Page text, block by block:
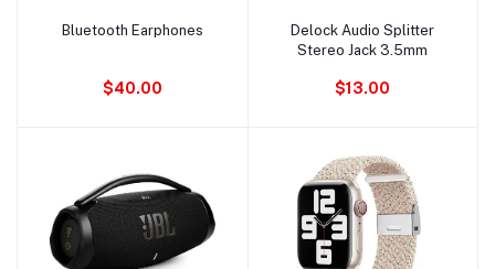
Ajouter au panier
Bluetooth Earphones
$40.00
Ajouter au panier
Delock Audio Splitter
Stereo Jack 3.5mm
$13.00